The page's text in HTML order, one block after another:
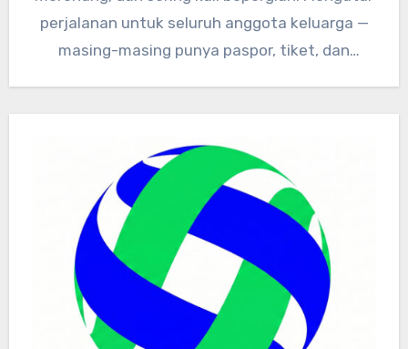
perjalanan untuk seluruh anggota keluarga —
masing-masing punya paspor, tiket, dan